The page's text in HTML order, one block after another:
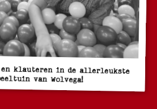
en klauteren in de allerleukste
van Wolvega!